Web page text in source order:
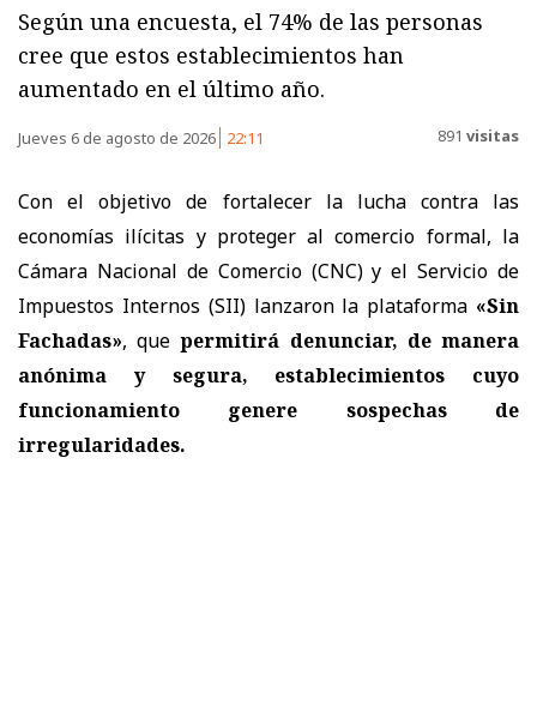
Según una encuesta, el 74% de las personas
cree que estos establecimientos han
aumentado en el último año.
Jueves 6 de agosto de 2026 22:11 891 visitas
Con el objetivo de fortalecer la lucha contra las
economías ilícitas y proteger al comercio formal, la
Cámara Nacional de Comercio (CNC) y el Servicio de
Impuestos Internos (SII) lanzaron la plataforma «Sin
Fachadas», quepermitirá denunciar, de manera
anónima y segura, establecimientos cuyo
funcionamiento genere sospechas de
irregularidades.